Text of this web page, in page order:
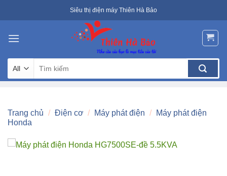
to
Siêu thị điện máy Thiên Hà Bảo
kiếm:
Trang chủ / Điện cơ / Máy phát điện /
Máy phát điện
Honda